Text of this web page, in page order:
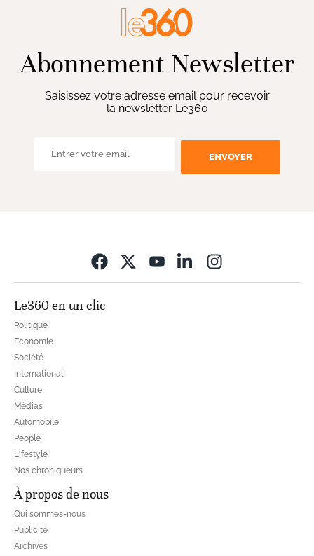
Abonnement Newsletter
Saisissez votre adresse email pour recevoir
la newsletter Le360
ENVOYER
Le360 en un clic
Politique
Economie
Société
International
Culture
Médias
Automobile
People
Lifestyle
Nos chroniqueurs
À propos de nous
Qui sommes-nous
Publicité
Archives